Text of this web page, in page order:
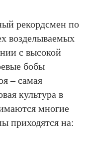
рекордсмен по
возделываемых
с высокой
бобы
– самая
культура в
многие
приходятся на: